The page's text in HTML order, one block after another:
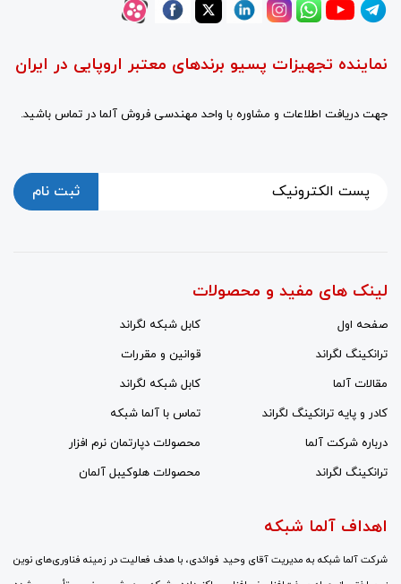
نماینده تجهیزات پسیو برندهای معتبر اروپایی در ایران
جهت دریافت اطلاعات و مشاوره با واحد مهندسی فروش آلما در تماس باشید.
ثبت نام
لینک های مفید و محصولات
صفحه اول
کابل شبکه لگراند
ترانکینگ لگراند
قوانین و مقررات
مقالات آلما
کابل شبکه لگراند
کادر و پایه ترانکینگ لگراند
تماس با آلما شبکه
درباره شرکت آلما
محصولات دپارتمان نرم افزار
ترانکینگ لگراند
محصولات هلوکیبل آلمان
اهداف آلما شبکه
شرکت آلما شبکه به مدیریت آقای وحید فوائدی، با هدف فعالیت در زمینه فناوری‌های نوین